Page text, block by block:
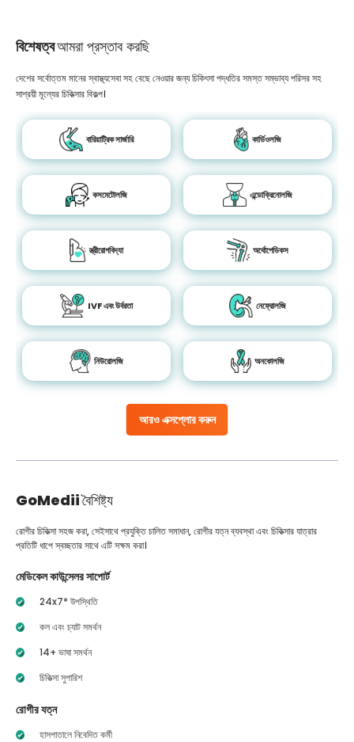
বিশেষত্বআমরা প্রস্তাব করছি
আরও এক্সপ্লোর করুন
দেশের সর্বোত্তম মানের স্বাস্থ্যসেবা সহ বেছে নেওয়ার জন্য চিকিৎসা পদ্ধতির সমস্ত সম্ভাব্য পরিসর সহ
সাশ্রয়ী মূল্যের চিকিত্সার বিকল্প।
বারিয়াট্রিক সার্জারি কার্ডিওলজি
কসমেটোলজি এন্ডোক্রিনোলজি
স্ত্রীরোগবিদ্যা অর্থোপেডিকস
IVF এবং উর্বরতা নেফ্রোলজি
নিউরোলজি অনকোলজি
GoMediiবৈশিষ্ট্য
রোগীর চিকিত্সা সহজ করা, সেইসাথে প্রযুক্তি চালিত সমাধান, রোগীর যত্ন ব্যবস্থা এবং চিকিত্সার যাত্রার
প্রতিটি ধাপে স্বচ্ছতার সাথে এটি সক্ষম করা।
মেডিকেল কাউন্সেলর সাপোর্ট
24x7* উপস্থিতি
কল এবং চ্যাট সমর্থন
14+ ভাষা সমর্থন
চিকিত্সা সুপারিশ
রোগীর যত্ন
হাসপাতালে নিবেদিত কর্মী